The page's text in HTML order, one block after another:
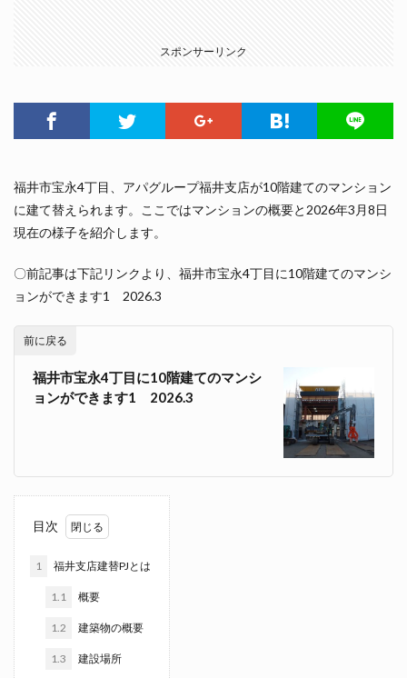
スポンサーリンク
福井市宝永4丁目、アパグループ福井支店が10階建てのマンション
に建て替えられます。ここではマンションの概要と2026年3月8日
現在の様子を紹介します。
〇前記事は下記リンクより、福井市宝永4丁目に10階建てのマンシ
ョンができます1 2026.3
前に戻る
福井市宝永4丁目に10階建てのマンシ
ョンができます1 2026.3
目次
1 福井支店建替PJとは
1.1 概要
1.2 建築物の概要
1.3 建設場所